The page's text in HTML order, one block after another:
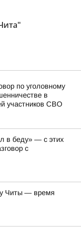
по уголовному
в
участников СВО
в беду» — с этих
с
Читы — время